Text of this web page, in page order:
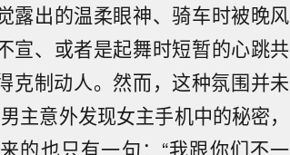
露出的温柔眼神、骑车时被晚风
宣、或者是起舞时短暂的心跳共
制动人。然而，这种氛围并未
主意外发现女主手机中的秘密，
的也只有一句：“我跟你们不一